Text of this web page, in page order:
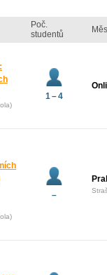
Poč.
studentů
1 – 4
–